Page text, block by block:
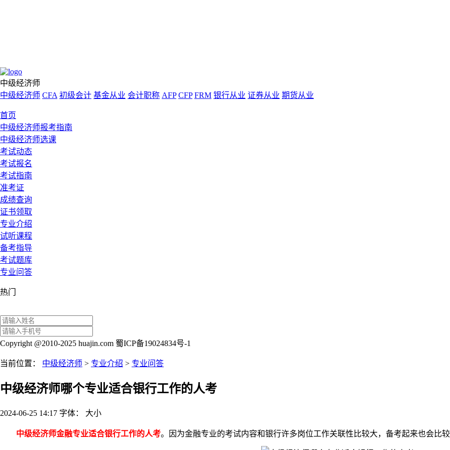
中级经济师
中级经济师 CFA 初级会计 基金从业 会计职称 AFP CFP FRM 银行从业 证券从业 期货从业
首页
中级经济师报考指南
中级经济师选课
考试动态
考试报名
考试指南
准考证
成绩查询
证书领取
专业介绍
试听课程
备考指导
考试题库
专业问答
热门
Copyright @2010-2025 huajin.com 蜀ICP备19024834号-1
当前位置： 中级经济师 > 专业介绍 > 专业问答
中级经济师哪个专业适合银行工作的人考
2024-06-25 14:17 字体： 大小
中级经济师金融专业适合银行工作的人考。因为金融专业的考试内容和银行许多岗位工作关联性比较大，备考起来也会比